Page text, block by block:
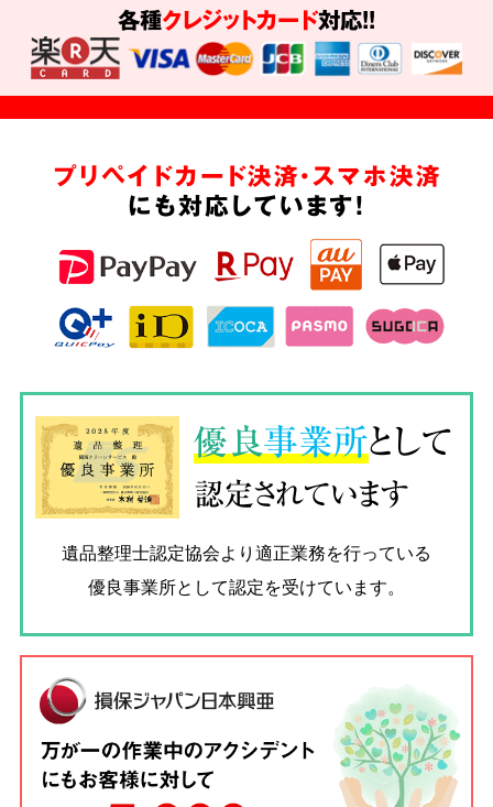
各種クレジットカード対応!!
プリペイドカード決済・スマホ決済
にも対応しています!
優良事業所として
認定されています
遺品整理士認定協会より適正業務を行っている
優良事業所として認定を受けています。